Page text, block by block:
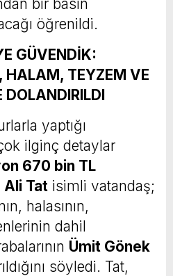
bir basın
öğrenildi.
GÜVENDİK:
TEYZEM VE
DOLANDIRILDI
yaptığı
ilginç detaylar
670 bin TL
Ali Tat isimli vatandaş;
halasının,
dahil
Ümit Gönek
söyledi. Tat,